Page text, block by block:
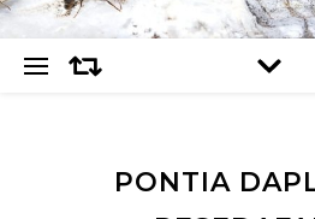
PONTIA